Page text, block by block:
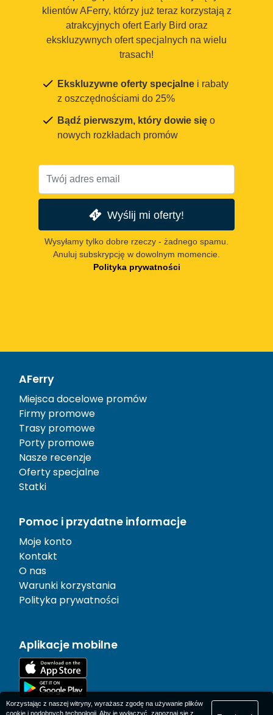
klientów AFerry, którzy już teraz korzystają z
atrakcyjnych ofert Early Bird oraz
ekskluzywnych ofert specjalnych na wielu
trasach!
Ekskluzywne oferty specjalne i rabaty
z oszczędnościami do 25%
Bądź pierwszym, który dowie się o
nowych rozkładach promów
Wyślij mi oferty!
Wysyłamy tylko dobre rzeczy - żadnego spamu.
Anuluj subskrypcję w dowolnym momencie.
Polityka prywatności
AFerry
Miejsca docelowe promów
Firmy promowe
Trasy promowe
Porty promowe
Nasze recenzje
Oferty specjalne
Statki
Pomoc i przydatne informacje
Moje konto
Kontakt
O nas
Warunki korzystania
Polityka prywatności
Aplikacje mobilne
Korzystając z naszej witryny, wyrażasz zgodę na używanie plików
cookie i podobnych technologii. Aby je wyłączyć, zapoznaj się z